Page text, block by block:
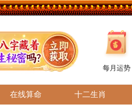
每月运势
在线算命 十二生肖